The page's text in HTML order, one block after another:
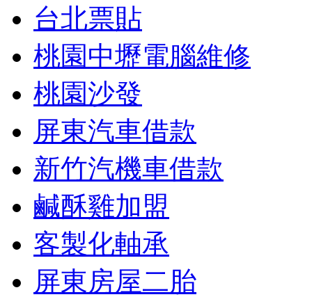
台北票貼
桃園中壢電腦維修
桃園沙發
屏東汽車借款
新竹汽機車借款
鹹酥雞加盟
客製化軸承
屏東房屋二胎